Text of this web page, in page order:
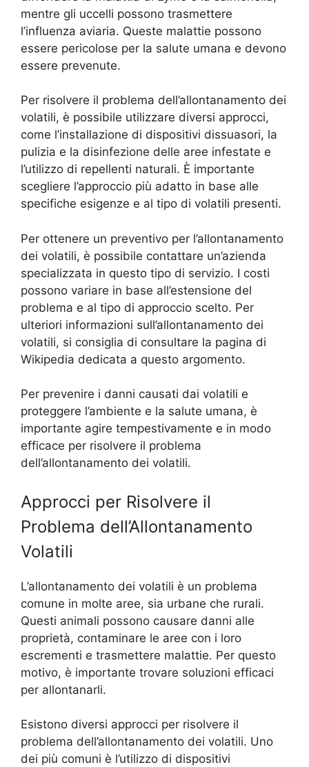
mentre gli uccelli possono trasmettere
l’influenza aviaria. Queste malattie possono
essere pericolose per la salute umana e devono
essere prevenute.
Per risolvere il problema dell’allontanamento dei
volatili, è possibile utilizzare diversi approcci,
come l’installazione di dispositivi dissuasori, la
pulizia e la disinfezione delle aree infestate e
l’utilizzo di repellenti naturali. È importante
scegliere l’approccio più adatto in base alle
specifiche esigenze e al tipo di volatili presenti.
Per ottenere un preventivo per l’allontanamento
dei volatili, è possibile contattare un’azienda
specializzata in questo tipo di servizio. I costi
possono variare in base all’estensione del
problema e al tipo di approccio scelto. Per
ulteriori informazioni sull’allontanamento dei
volatili, si consiglia di consultare la pagina di
Wikipedia dedicata a questo argomento.
Per prevenire i danni causati dai volatili e
proteggere l’ambiente e la salute umana, è
importante agire tempestivamente e in modo
efficace per risolvere il problema
dell’allontanamento dei volatili.
Approcci per Risolvere il
Problema dell’Allontanamento
Volatili
L’allontanamento dei volatili è un problema
comune in molte aree, sia urbane che rurali.
Questi animali possono causare danni alle
proprietà, contaminare le aree con i loro
escrementi e trasmettere malattie. Per questo
motivo, è importante trovare soluzioni efficaci
per allontanarli.
Esistono diversi approcci per risolvere il
problema dell’allontanamento dei volatili. Uno
dei più comuni è l’utilizzo di dispositivi